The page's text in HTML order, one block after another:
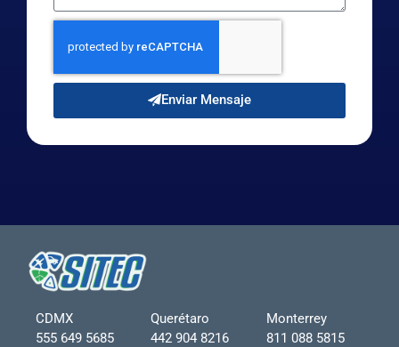
Enviar Mensaje
CDMX
555 649 5685
Querétaro
442 904 8216
Monterrey
811 088 5815